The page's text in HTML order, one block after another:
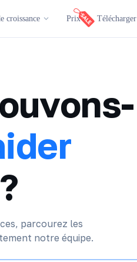
croissance Prix Télécharger
parcourez les
notre équipe.